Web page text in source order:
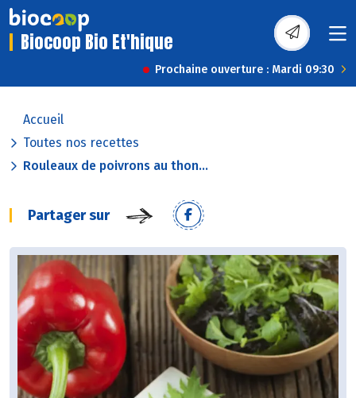
Biocoop Bio Et'hique
Prochaine ouverture : Mardi 09:30
Accueil
Toutes nos recettes
Rouleaux de poivrons au thon...
Partager sur